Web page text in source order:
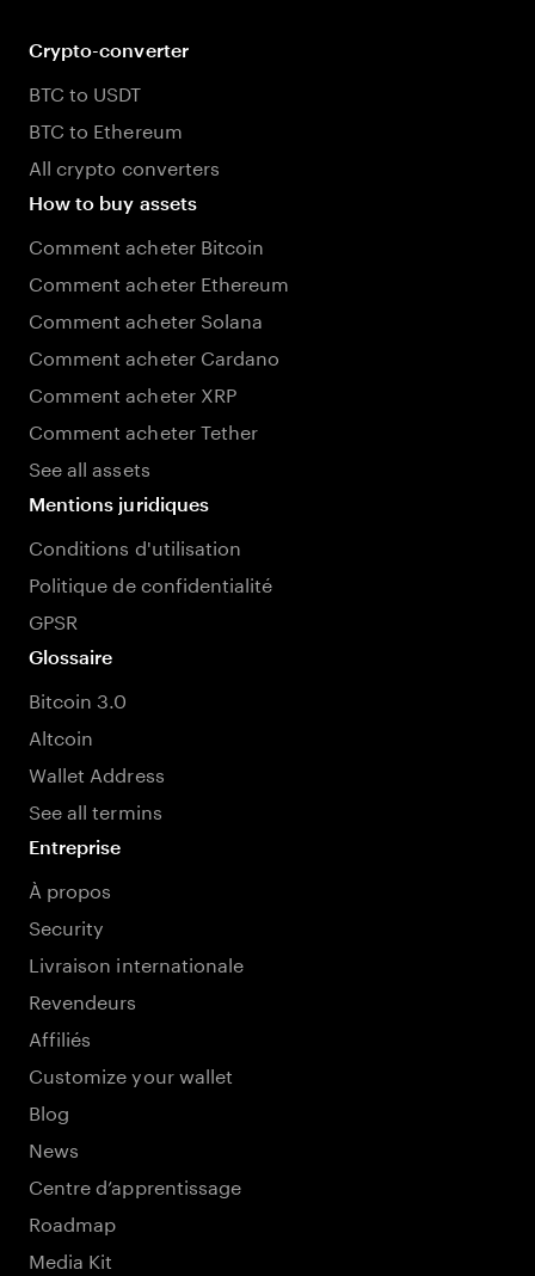
Crypto-converter
BTC to USDT
BTC to Ethereum
All crypto converters
How to buy assets
Comment acheter Bitcoin
Comment acheter Ethereum
Comment acheter Solana
Comment acheter Cardano
Comment acheter XRP
Comment acheter Tether
See all assets
Mentions juridiques
Conditions d'utilisation
Politique de confidentialité
GPSR
Glossaire
Bitcoin 3.0
Altcoin
Wallet Address
See all termins
Entreprise
À propos
Security
Livraison internationale
Revendeurs
Affiliés
Customize your wallet
Blog
News
Centre d’apprentissage
Roadmap
Media Kit